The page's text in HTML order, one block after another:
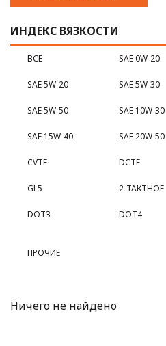
ИНДЕКС ВЯЗКОСТИ
ВСЕ SAE 0W-20
SAE 5W-20 SAE 5W-30
SAE 5W-50 SAE 10W-30
SAE 15W-40 SAE 20W-50
CVTF DCTF
GL5 2-ТАКТНОЕ
DOT3 DOT4
ПРОЧИЕ
Ничего не найдено